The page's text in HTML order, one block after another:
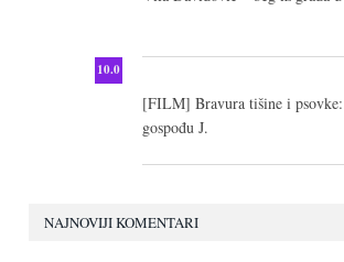
10.0
[FILM] Bravura tišine i
gospođu J.
NAJNOVIJI KOMENTARI